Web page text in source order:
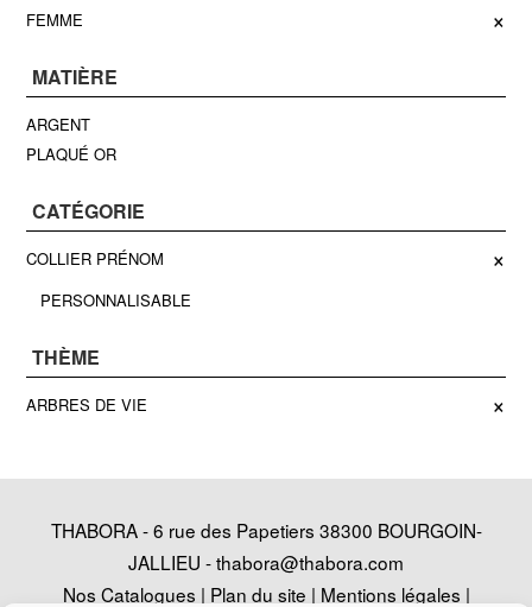
FEMME ×
MATIÈRE
ARGENT
PLAQUÉ OR
CATÉGORIE
COLLIER PRÉNOM ×
PERSONNALISABLE
THÈME
ARBRES DE VIE ×
THABORA - 6 rue des Papetiers 38300 BOURGOIN-
JALLIEU -thabora@thabora.com
Nos Catalogues | Plan du site | Mentions légales |